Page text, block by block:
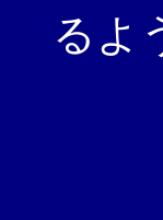
るよ